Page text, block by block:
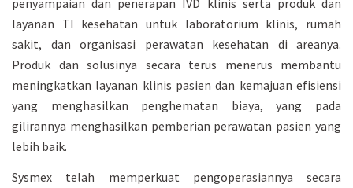
layanan TI kesehatan untuk laboratorium klinis, rumah
sakit, dan organisasi perawatan kesehatan di areanya.
Produk dan solusinya secara terus menerus membantu
meningkatkan layanan klinis pasien dan kemajuan efisiensi
yang menghasilkan penghematan biaya, yang pada
gilirannya menghasilkan pemberian perawatan pasien yang
lebih baik.
Sysmex telah memperkuat pengoperasiannya secara